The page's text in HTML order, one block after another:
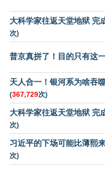
大科学家往返天堂地狱 完
次)
普京真拼了！目的只有这
天人合一！银河系为啥吞
(367,729次)
大科学家往返天堂地狱 完
次)
习近平的下场可能比薄熙
次)